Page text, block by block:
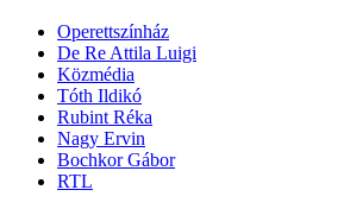
Operettszínház
De Re Attila Luigi
Közmédia
Tóth Ildikó
Rubint Réka
Nagy Ervin
Bochkor Gábor
RTL